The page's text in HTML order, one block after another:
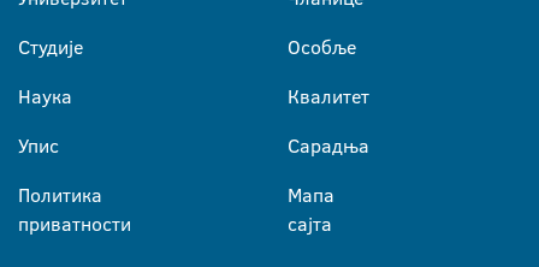
Студије
Наука
Упис
Политика
приватности
Особље
Квалитет
Сарадња
Мапа
сајта